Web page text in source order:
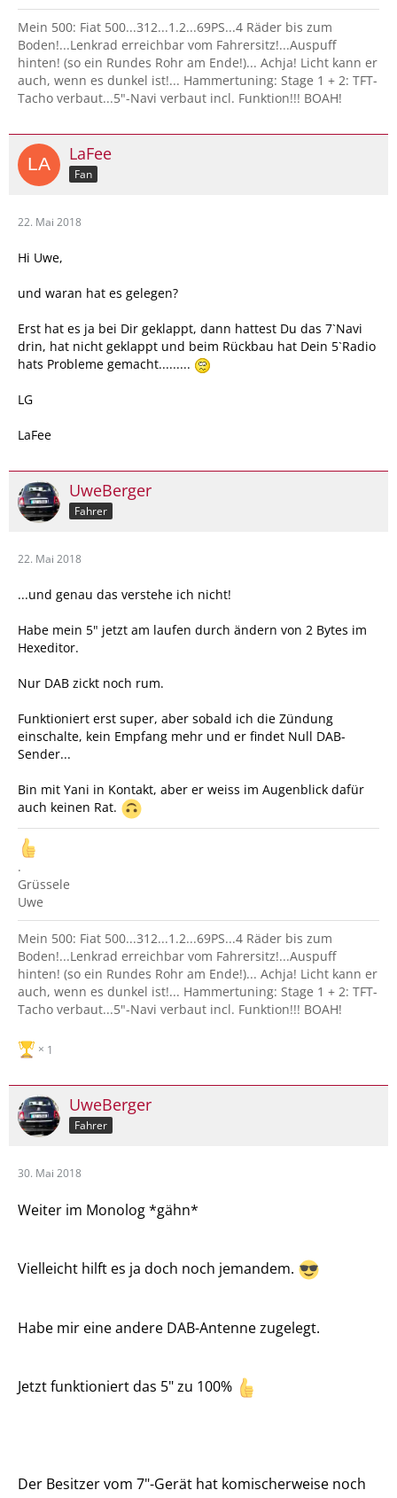
Mein 500: Fiat 500...312...1.2...69PS...4 Räder bis zum
Boden!...Lenkrad erreichbar vom Fahrersitz!...Auspuff
hinten! (so ein Rundes Rohr am Ende!)... Achja! Licht kann er
auch, wenn es dunkel ist!... Hammertuning: Stage 1 + 2: TFT-
Tacho verbaut...5"-Navi verbaut incl. Funktion!!! BOAH!
LaFee
Fan
22. Mai 2018
Hi Uwe,
und waran hat es gelegen?
Erst hat es ja bei Dir geklappt, dann hattest Du das 7`Navi
drin, hat nicht geklappt und beim Rückbau hat Dein 5`Radio
hats Probleme gemacht.........
LG
LaFee
UweBerger
Fahrer
22. Mai 2018
...und genau das verstehe ich nicht!
Habe mein 5" jetzt am laufen durch ändern von 2 Bytes im
Hexeditor.
Nur DAB zickt noch rum.
Funktioniert erst super, aber sobald ich die Zündung
einschalte, kein Empfang mehr und er findet Null DAB-
Sender...
Bin mit Yani in Kontakt, aber er weiss im Augenblick dafür
auch keinen Rat.
.
Grüssele
Uwe
Mein 500: Fiat 500...312...1.2...69PS...4 Räder bis zum
Boden!...Lenkrad erreichbar vom Fahrersitz!...Auspuff
hinten! (so ein Rundes Rohr am Ende!)... Achja! Licht kann er
auch, wenn es dunkel ist!... Hammertuning: Stage 1 + 2: TFT-
Tacho verbaut...5"-Navi verbaut incl. Funktion!!! BOAH!
1
UweBerger
Fahrer
30. Mai 2018
Weiter im Monolog *gähn*
Vielleicht hilft es ja doch noch jemandem.
Habe mir eine andere DAB-Antenne zugelegt.
Jetzt funktioniert das 5" zu 100%
Der Besitzer vom 7"-Gerät hat komischerweise noch